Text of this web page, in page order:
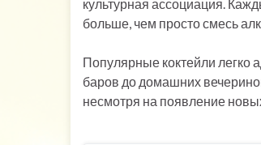
культурная ассоциация.
больше, чем просто смесь
Популярные коктейли легко
баров до домашних
несмотря на появление